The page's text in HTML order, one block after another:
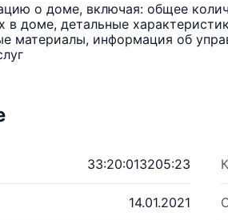
о доме, включая: общее
доме, детальные
материалы, информация об
33:20:013205:23
14.01.2021